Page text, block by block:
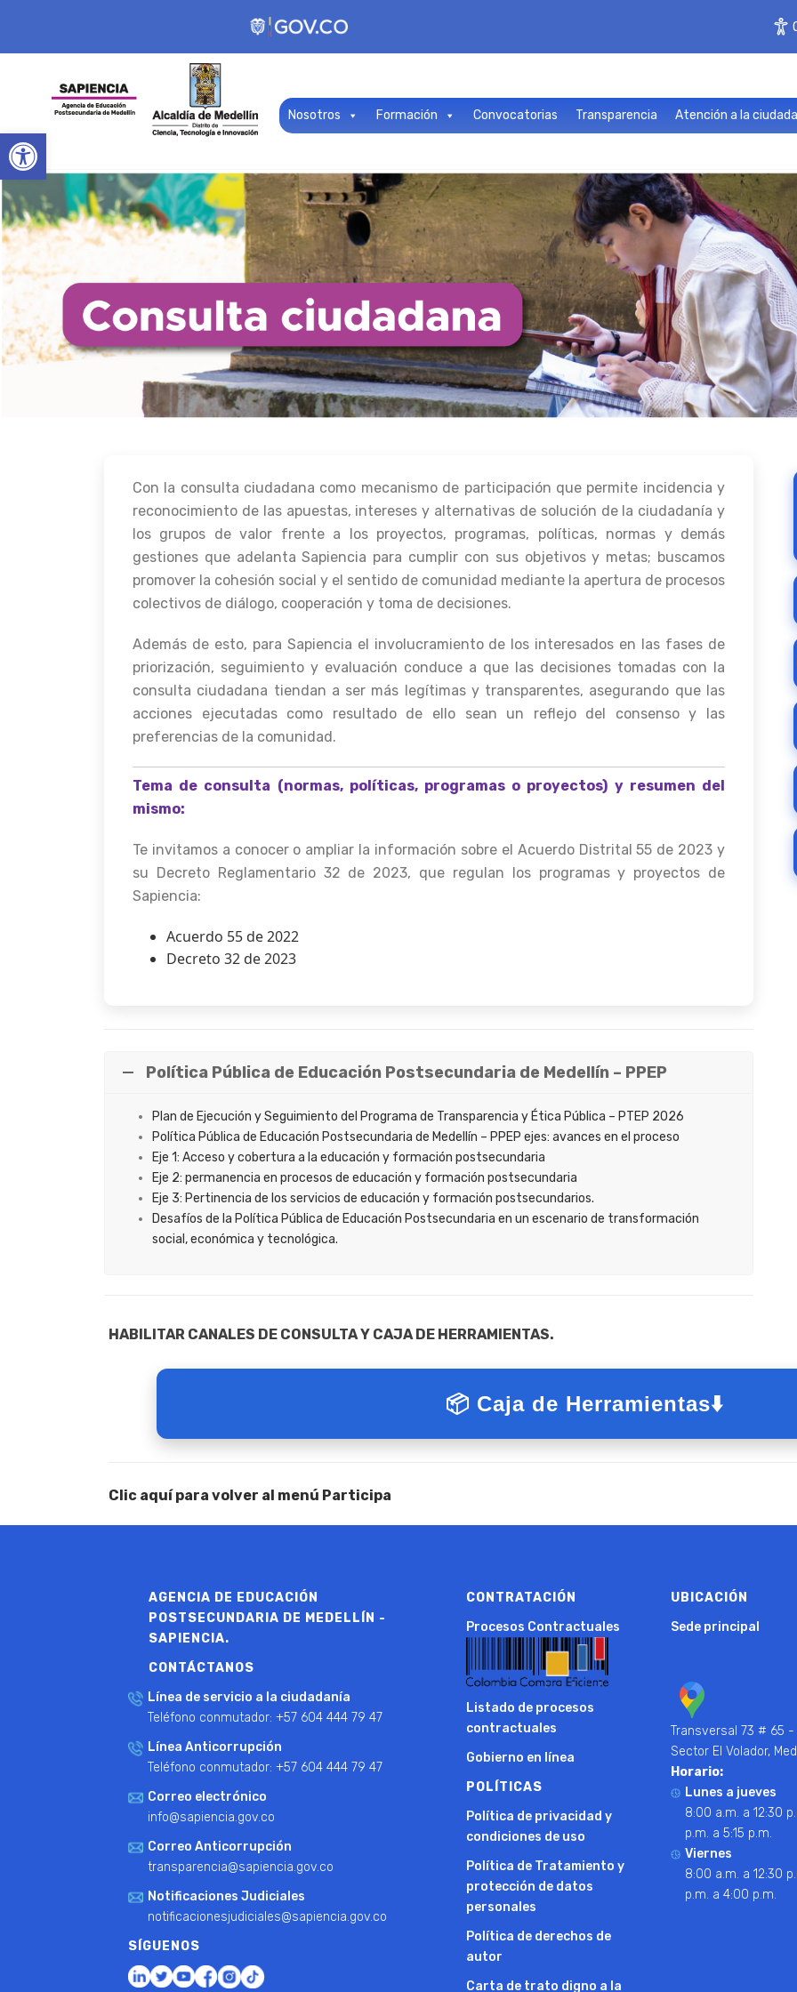
Open toolbar
Nosotros Formación Convocatorias Transparencia Atención a la
Con la consulta ciudadana como mecanismo de participación que permite incidencia y
reconocimiento de las apuestas, intereses y alternativas de solución de la ciudadanía y
los grupos de valor frente a los proyectos, programas, políticas, normas y demás
gestiones que adelanta Sapiencia para cumplir con sus objetivos y metas; buscamos
promover la cohesión social y el sentido de comunidad mediante la apertura de procesos
colectivos de diálogo, cooperación y toma de decisiones.
Además de esto, para Sapiencia el involucramiento de los interesados en las fases de
priorización, seguimiento y evaluación conduce a que las decisiones tomadas con la
consulta ciudadana tiendan a ser más legítimas y transparentes, asegurando que las
acciones ejecutadas como resultado de ello sean un reflejo del consenso y las
preferencias de la comunidad.
Tema de consulta (normas, políticas, programas o proyectos) y resumen del
mismo:
Te invitamos a conocer o ampliar la información sobre el Acuerdo Distrital 55 de 2023 y
su Decreto Reglamentario 32 de 2023, que regulan los programas y proyectos de
Sapiencia:
Acuerdo 55 de 2022
Decreto 32 de 2023
Política Pública de Educación Postsecundaria de Medellín – PPEP
Plan de Ejecución y Seguimiento del Programa de Transparencia y Ética Pública – PTEP 2026
Política Pública de Educación Postsecundaria de Medellín – PPEP ejes: avances en el proceso
Eje 1: Acceso y cobertura a la educación y formación postsecundaria
Eje 2: permanencia en procesos de educación y formación postsecundaria
Eje 3: Pertinencia de los servicios de educación y formación postsecundarios.
Desafíos de la Política Pública de Educación Postsecundaria en un escenario de transformación
social, económica y tecnológica.
HABILITAR CANALES DE CONSULTA Y CAJA DE HERRAMIENTAS.
📦 Caja de Herramientas⬇️
Ley 142 de 1994Ver más
Plan Nacional de Formación para el Control Social a la Gestión Pública
Observatorio Laboral para la Educación (OLE)Ver más
Observatorio de Sapiencia
Clic aquí para volver al menú Participa
AGENCIA DE EDUCACIÓN
POSTSECUNDARIA DE MEDELLÍN -
SAPIENCIA.
CONTÁCTANOS
Línea de servicio a la ciudadanía
Teléfono conmutador: +57 604 444 79 47
Línea Anticorrupción
Teléfono conmutador: +57 604 444 79 47
Correo electrónico
info@sapiencia.gov.co
Correo Anticorrupción
transparencia@sapiencia.gov.co
Notificaciones Judiciales
notificacionesjudiciales@sapiencia.gov.co
SÍGUENOS
CONTRATACIÓN
Procesos Contractuales
Listado de procesos
contractuales
Gobierno en línea
POLÍTICAS
Política de privacidad y
condiciones de uso
Política de Tratamiento y
protección de datos
personales
Política de derechos de
autor
Carta de trato digno a la
UBICACIÓN
Sede principal
Transversal 73 # 65
Sector El Volador,
Horario:
Lunes a jueves
8:00 a.m. a 12:30
p.m. a 5:15 p.m.
Viernes
8:00 a.m. a 12:30
p.m. a 4:00 p.m.